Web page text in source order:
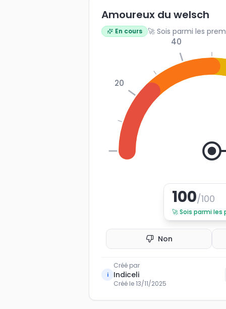
Amoureux du welsch
En cours 🚀 Sois parmi les
20
40
100/100
🚀Sois parmi les
Non
i
Créé par
Indiceli
Créé le13/11/2025